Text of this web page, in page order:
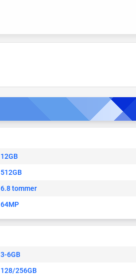
12GB
512GB
6.8 tommer
64MP
3-6GB
128/256GB